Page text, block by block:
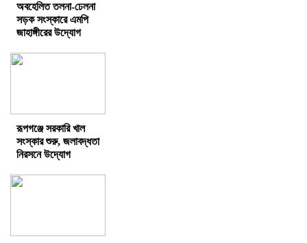
অবহেলিত তলনা-ঢেলনা
সড়ক সংস্কারে এমপি
জাহাঙ্গীরের উদ্যোগ
রূপগঞ্জে সরকারি খাল
সংস্কার শুরু, জলাবদ্ধতা
নিরসনে উদ্যোগ